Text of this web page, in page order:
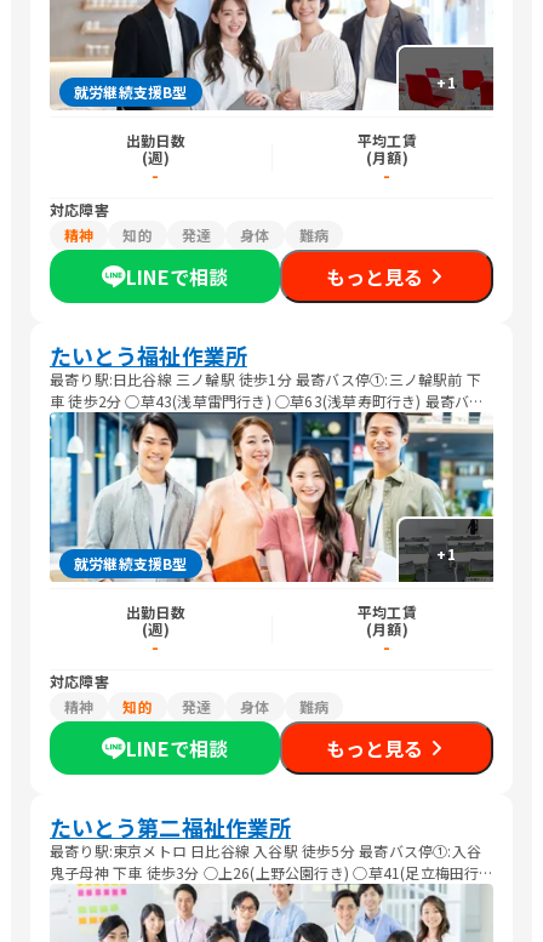
+1
就労継続支援B型
出勤日数
(週)
-
平均工賃
(月額)
-
対応障害
精神
知的 発達 身体 難病
LINEで相談 もっと見る
たいとう福祉作業所
最寄り駅:日比谷線 三ノ輪駅 徒歩1分 最寄バス停①:三ノ輪駅前 下
車 徒歩2分 ○草43(浅草雷門行き) ○草63(浅草寿町行き) 最寄バス
停②:三ノ輪2丁目 下車 徒歩4分 ○里22(日暮里駅行き) ○草63(池袋
駅東口行き)
+1
就労継続支援B型
出勤日数
(週)
-
平均工賃
(月額)
-
対応障害
精神
知的 発達 身体 難病
LINEで相談 もっと見る
たいとう第二福祉作業所
最寄り駅:東京メトロ 日比谷線 入谷駅 徒歩5分 最寄バス停①:入谷
鬼子母神 下車 徒歩3分 ○上26(上野公園行き) ○草41(足立梅田行
き) 最寄バス停②:中入谷 下車 徒歩4分 ○上26(上野公園行き) ○草
41(足立梅田行き)